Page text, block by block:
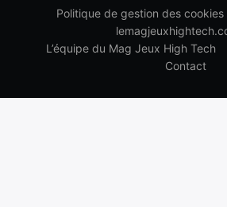
Politique de gestion des
L’équipe du Mag Jeux High Tech
Contact